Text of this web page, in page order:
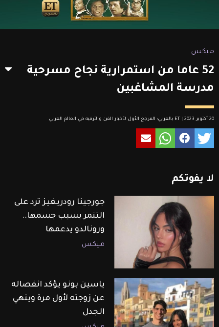
ميكس
52 عاما من استمرارية نجاح مسرحية
مدرسة المشاغبين
20 أكتوبر 2023 | ET بالعربي: المرجع الأول لأخبار الفن والترفيه في العالم العربي
لا يفوتكم
جورجينا رودريغيز ترد على
التنمر بسبب جسمها..
ورونالدو يدعمها
ميكس
ياسين بونو يؤكد انفصاله
عن زوجته لأول مرة وينهي
الجدل